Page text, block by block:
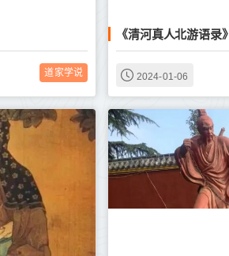
道家学说
《清河真人北游语录》
2024-01-06